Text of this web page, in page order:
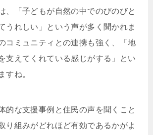
、「子どもが自然の中でのびのびと
うれしい」という声が多く聞かれま
コミュニティとの連携も強く、「地
支えてくれている感じがする」とい
すね。
的な支援事例と住民の声を聞くこと
り組みがどれほど有効であるかがよ